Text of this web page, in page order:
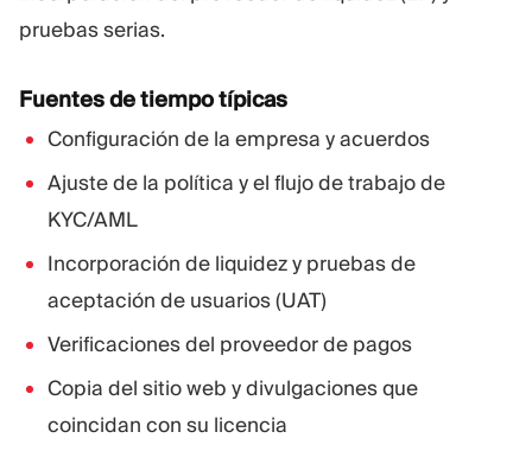
pruebas serias.
Fuentes de tiempo típicas
Configuración de la empresa y acuerdos
Ajuste de la política y el flujo de trabajo de
KYC/AML
Incorporación de liquidez y pruebas de
aceptación de usuarios (UAT)
Verificaciones del proveedor de pagos
Copia del sitio web y divulgaciones que
coincidan con su licencia